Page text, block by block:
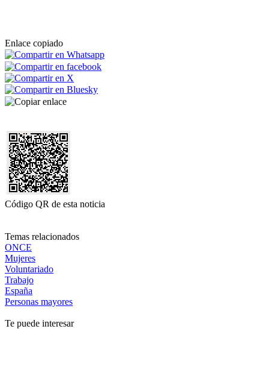
Enlace copiado
Código QR de esta noticia
Temas relacionados
ONCE
Mujeres
Voluntariado
Trabajo
España
Personas mayores
Te puede interesar